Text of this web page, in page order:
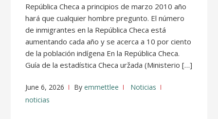
República Checa a principios de marzo 2010 año
hará que cualquier hombre pregunto. El número
de inmigrantes en la República Checa está
aumentando cada año y se acerca a 10 por ciento
de la población indígena En la República Checa.
Guía de la estadística Checa uržada (Ministerio […]
June 6, 2026 Byemmettlee
Noticias
noticias